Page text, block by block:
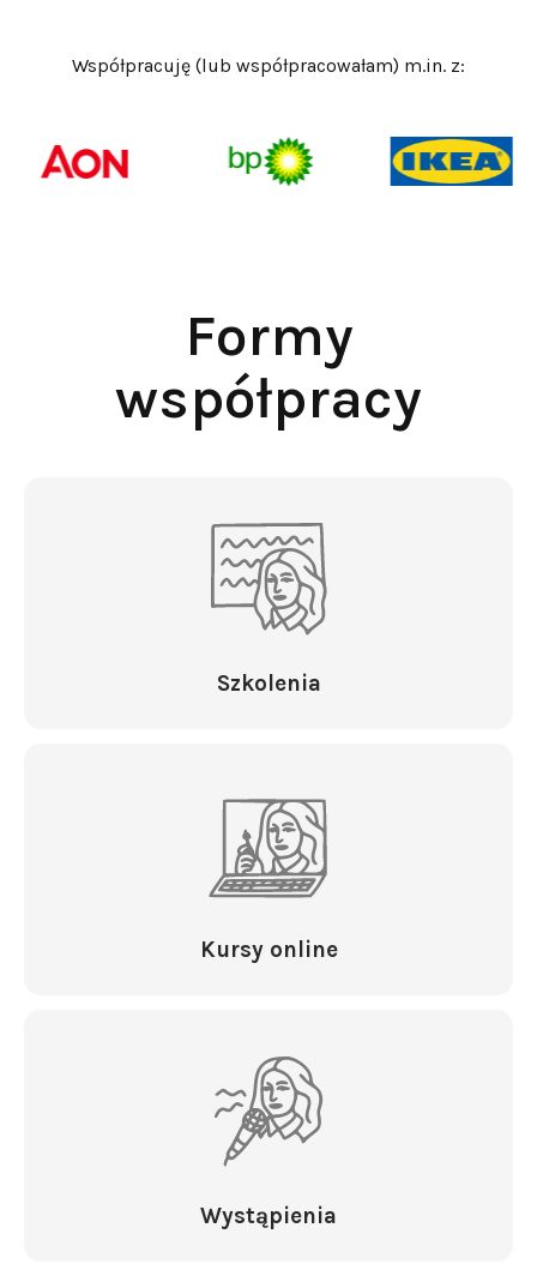
Współpracuję (lub współpracowałam) m.in. z:
Formy
współpracy
Szkolenia
Kursy online
Wystąpienia